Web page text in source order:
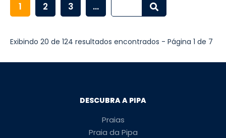
1 2 3 ...
Exibindo 20 de 124 resultados encontrados - Página 1 de 7
DESCUBRA A PIPA
Praias
Praia da Pipa